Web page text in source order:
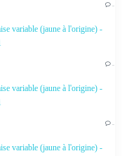
…
variable (jaune à l'origine) -
…
variable (jaune à l'origine) -
…
variable (jaune à l'origine) -